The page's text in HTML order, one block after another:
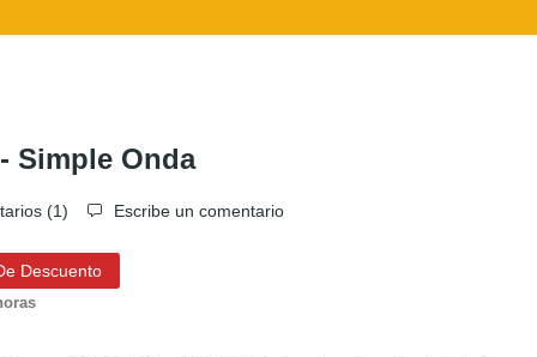
Simple Onda
(1) Escribe un comentario
Descuento